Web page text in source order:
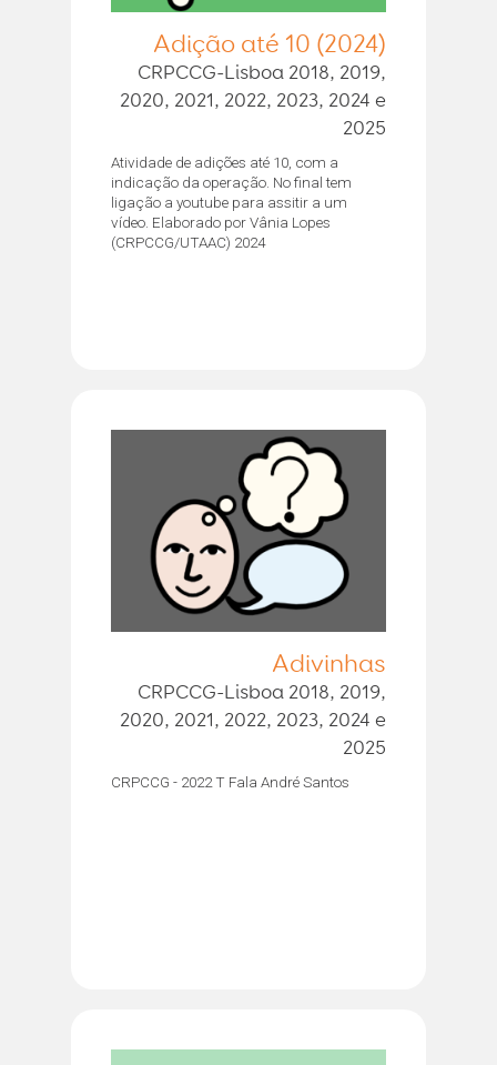
Adição até 10 (2024)
CRPCCG-Lisboa 2018, 2019,
2020, 2021, 2022, 2023, 2024 e
2025
Atividade de adições até 10, com a
indicação da operação. No final tem
ligação a youtube para assitir a um
vídeo. Elaborado por Vânia Lopes
(CRPCCG/UTAAC) 2024
Adivinhas
CRPCCG-Lisboa 2018, 2019,
2020, 2021, 2022, 2023, 2024 e
2025
CRPCCG - 2022 T Fala André Santos